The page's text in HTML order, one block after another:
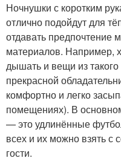
Ночнушки с коротким
отлично подойдут для
отдавать предпочтение
материалов. Например,
дышать и вещи из
прекрасной
комфортно и легко
помещениях). В
— это удлинённые
всех и их можно взять с
гости.